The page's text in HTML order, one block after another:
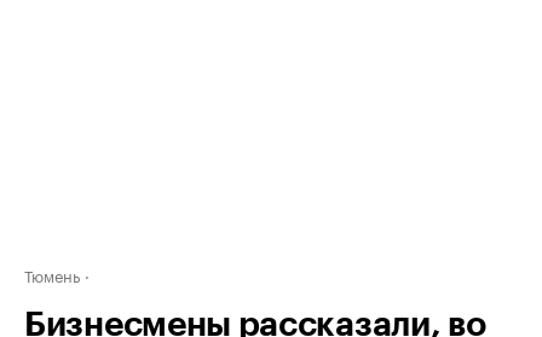
Тюмень
Бизнесмены рассказали, во